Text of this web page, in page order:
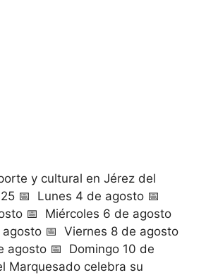
y cultural en Jérez del
📅 Lunes 4 de agosto 📅
📅 Miércoles 6 de agosto
📅 Viernes 8 de agosto
agosto 📅 Domingo 10 de
Marquesado celebra su